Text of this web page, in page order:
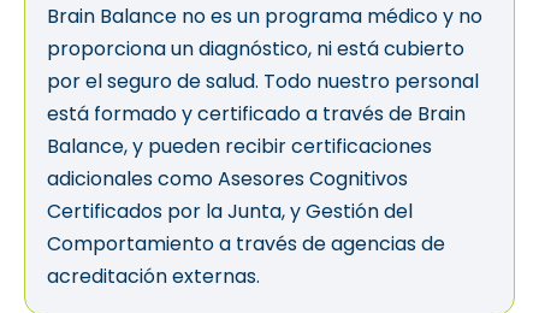
Brain Balance no es un programa médico y no
proporciona un diagnóstico, ni está cubierto
por el seguro de salud. Todo nuestro personal
está formado y certificado a través de Brain
Balance, y pueden recibir certificaciones
adicionales como Asesores Cognitivos
Certificados por la Junta, y Gestión del
Comportamiento a través de agencias de
acreditación externas.